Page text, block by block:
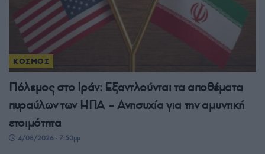
ΚΟΣΜΟΣ
Πόλεμος στο Ιράν: Εξαντλούνται τα αποθέματα
πυραύλων των ΗΠΑ – Ανησυχία για την αμυντική
ετοιμότητα
4/08/2026 - 7:50μμ